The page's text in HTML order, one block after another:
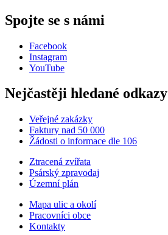
Spojte se s námi
Facebook
Instagram
YouTube
Nejčastěji hledané odkazy
Veřejné zakázky
Faktury nad 50 000
Žádosti o informace dle 106
Ztracená zvířata
Psárský zpravodaj
Územní plán
Mapa ulic a okolí
Pracovníci obce
Kontakty